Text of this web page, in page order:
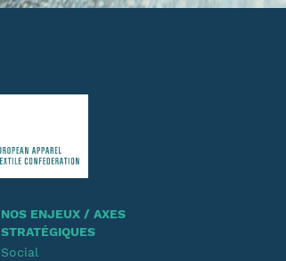
NOS ENJEUX / AXES
STRATÉGIQUES
Social